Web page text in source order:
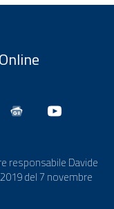
responsabile Davide
del 7 novembre